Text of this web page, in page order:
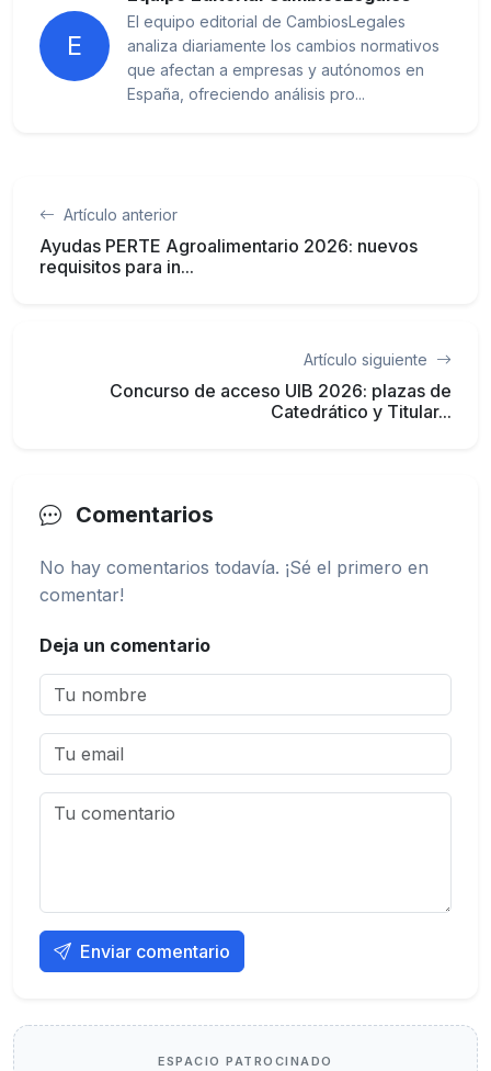
E
El equipo editorial de CambiosLegales
analiza diariamente los cambios normativos
que afectan a empresas y autónomos en
España, ofreciendo análisis pro...
Artículo anterior
Ayudas PERTE Agroalimentario 2026: nuevos
requisitos para in...
Artículo siguiente
Concurso de acceso UIB 2026: plazas de
Catedrático y Titular...
Comentarios
No hay comentarios todavía. ¡Sé el primero en
comentar!
Deja un comentario
Enviar comentario
ESPACIO PATROCINADO